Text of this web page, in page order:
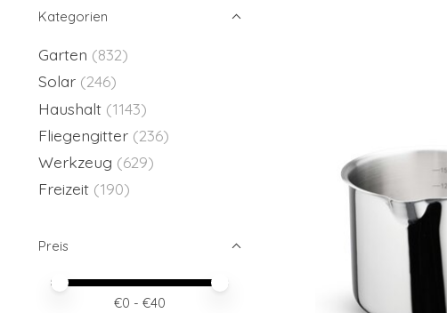
Kategorien
Garten (832)
Solar (246)
Haushalt (1143)
Fliegengitter (236)
Werkzeug (629)
Freizeit (190)
Preis
Preis – Mindestwert
Price maximum value
€0 - €40